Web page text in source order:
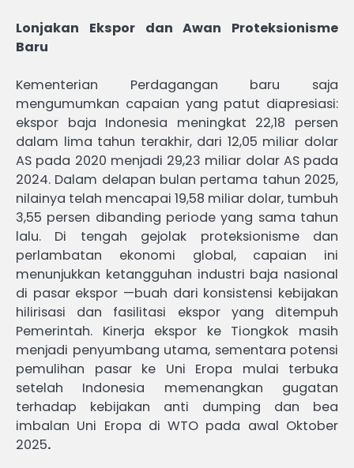
Lonjakan Ekspor dan Awan Proteksionisme
Baru
Kementerian Perdagangan baru saja
mengumumkan capaian yang patut diapresiasi:
ekspor baja Indonesia meningkat 22,18 persen
dalam lima tahun terakhir, dari 12,05 miliar dolar
AS pada 2020 menjadi 29,23 miliar dolar AS pada
2024. Dalam delapan bulan pertama tahun 2025,
nilainya telah mencapai 19,58 miliar dolar, tumbuh
3,55 persen dibanding periode yang sama tahun
lalu. Di tengah gejolak proteksionisme dan
perlambatan ekonomi global, capaian ini
menunjukkan ketangguhan industri baja nasional
di pasar ekspor —buah dari konsistensi kebijakan
hilirisasi dan fasilitasi ekspor yang ditempuh
Pemerintah. Kinerja ekspor ke Tiongkok masih
menjadi penyumbang utama, sementara potensi
pemulihan pasar ke Uni Eropa mulai terbuka
setelah Indonesia memenangkan gugatan
terhadap kebijakan anti dumping dan bea
imbalan Uni Eropa di WTO pada awal Oktober
2025.